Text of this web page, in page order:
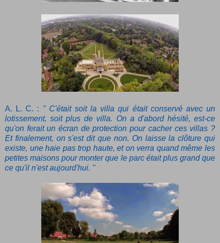
A. L. C. : " C'était soit la villa qui était conservé avec un
lotissement, soit plus de villa. On a d'abord hésité, est-ce
qu'on ferait un écran de protection pour cacher ces villas ?
Et finalement, on s'est dit que non. On laisse la clôture qui
existe, une haie pas trop haute, et on verra quand même les
petites maisons pour monter que le parc était plus grand que
ce qu'il n'est aujourd'hui. "